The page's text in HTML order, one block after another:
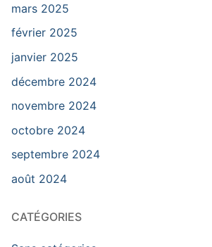
mars 2025
février 2025
janvier 2025
décembre 2024
novembre 2024
octobre 2024
septembre 2024
août 2024
CATÉGORIES